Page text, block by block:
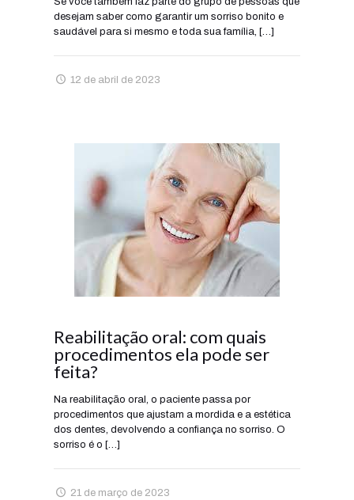
desejam saber como garantir um sorriso bonito e
saudável para si mesmo e toda sua família, […]
12 de abril de 2023
Reabilitação oral: com quais
procedimentos ela pode ser
feita?
Na reabilitação oral, o paciente passa por
procedimentos que ajustam a mordida e a estética
dos dentes, devolvendo a confiança no sorriso. O
sorriso é o […]
21 de março de 2023